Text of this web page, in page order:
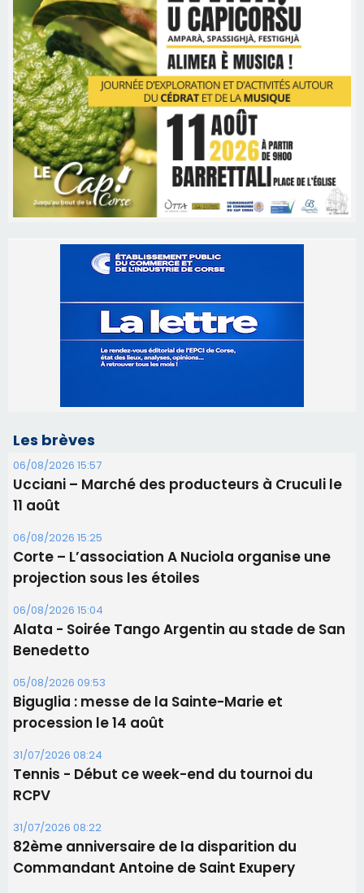
06/08/2026 15:57
Ucciani – Marché des producteurs à Cruculi le
Corte – L’association A Nuciola organise une
projection sous les étoiles
06/08/2026 15:04
Alata - Soirée Tango Argentin au stade de San
Benedetto
05/08/2026 09:53
Biguglia : messe de la Sainte-Marie et
procession le 14 août
31/07/2026 08:24
Tennis - Début ce week-end du tournoi du
RCPV
31/07/2026 08:22
82ème anniversaire de la disparition du
Commandant Antoine de Saint Exupery
Les plus lus
Satine Nomary est la nouvelle Miss Corse 2026
Éclipse du 12 août : la Corse aux premières loges
d'un spectacle qui ne reviendra pas avant 2081